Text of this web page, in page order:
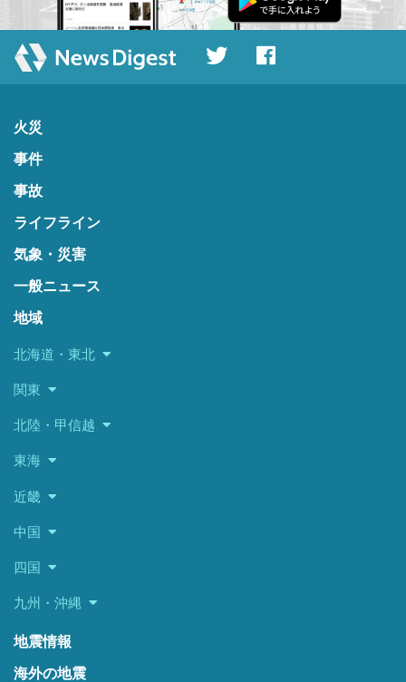
火災
事件
事故
ライフライン
気象・災害
一般ニュース
地域
北海道・東北
関東
北陸・甲信越
東海
近畿
中国
四国
九州・沖縄
地震情報
海外の地震